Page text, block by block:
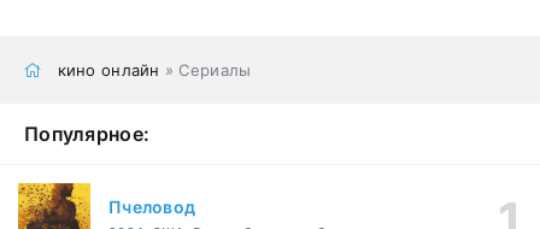
кино онлайн » Сериалы
Популярное:
Пчеловод